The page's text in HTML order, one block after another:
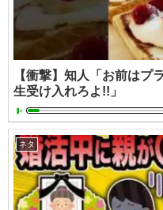
【衝撃】知人「お前はプ
生受け入れろよ!!」
ネタ